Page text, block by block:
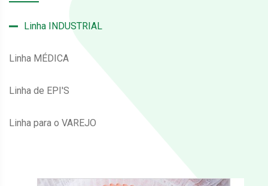
Linha INDUSTRIAL
Linha MÉDICA
Linha de EPI'S
Linha para o VAREJO